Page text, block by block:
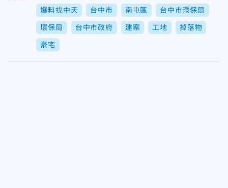
爆料找中天 台中市 南屯區 台中市環保局
環保局 台中市政府 建案 工地 掉落物
豪宅